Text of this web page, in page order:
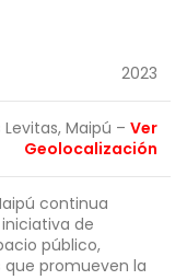
2023
Levitas, Maipú – Ver
Geolocalización
continua
de
público,
promueven la